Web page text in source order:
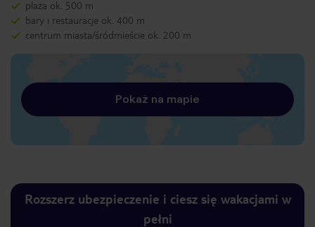
plaża ok. 500 m
bary i restauracje ok. 400 m
centrum miasta/śródmieście ok. 200 m
Pokaż na mapie
Rozszerz ubezpieczenie i ciesz się wakacjami w
pełni